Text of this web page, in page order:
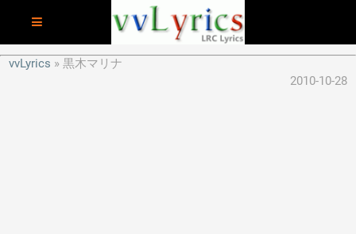
vvLyrics
黒木マリナ
2010-10-28